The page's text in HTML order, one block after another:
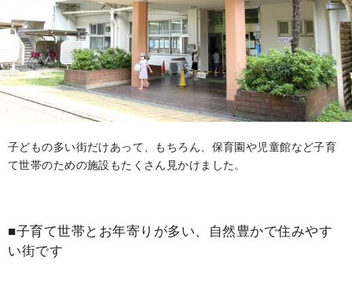
子どもの多い街だけあって、もちろん、保育園や児童館など子育
て世帯のための施設もたくさん見かけました。
■子育て世帯とお年寄りが多い、自然豊かで住みやす
い街です